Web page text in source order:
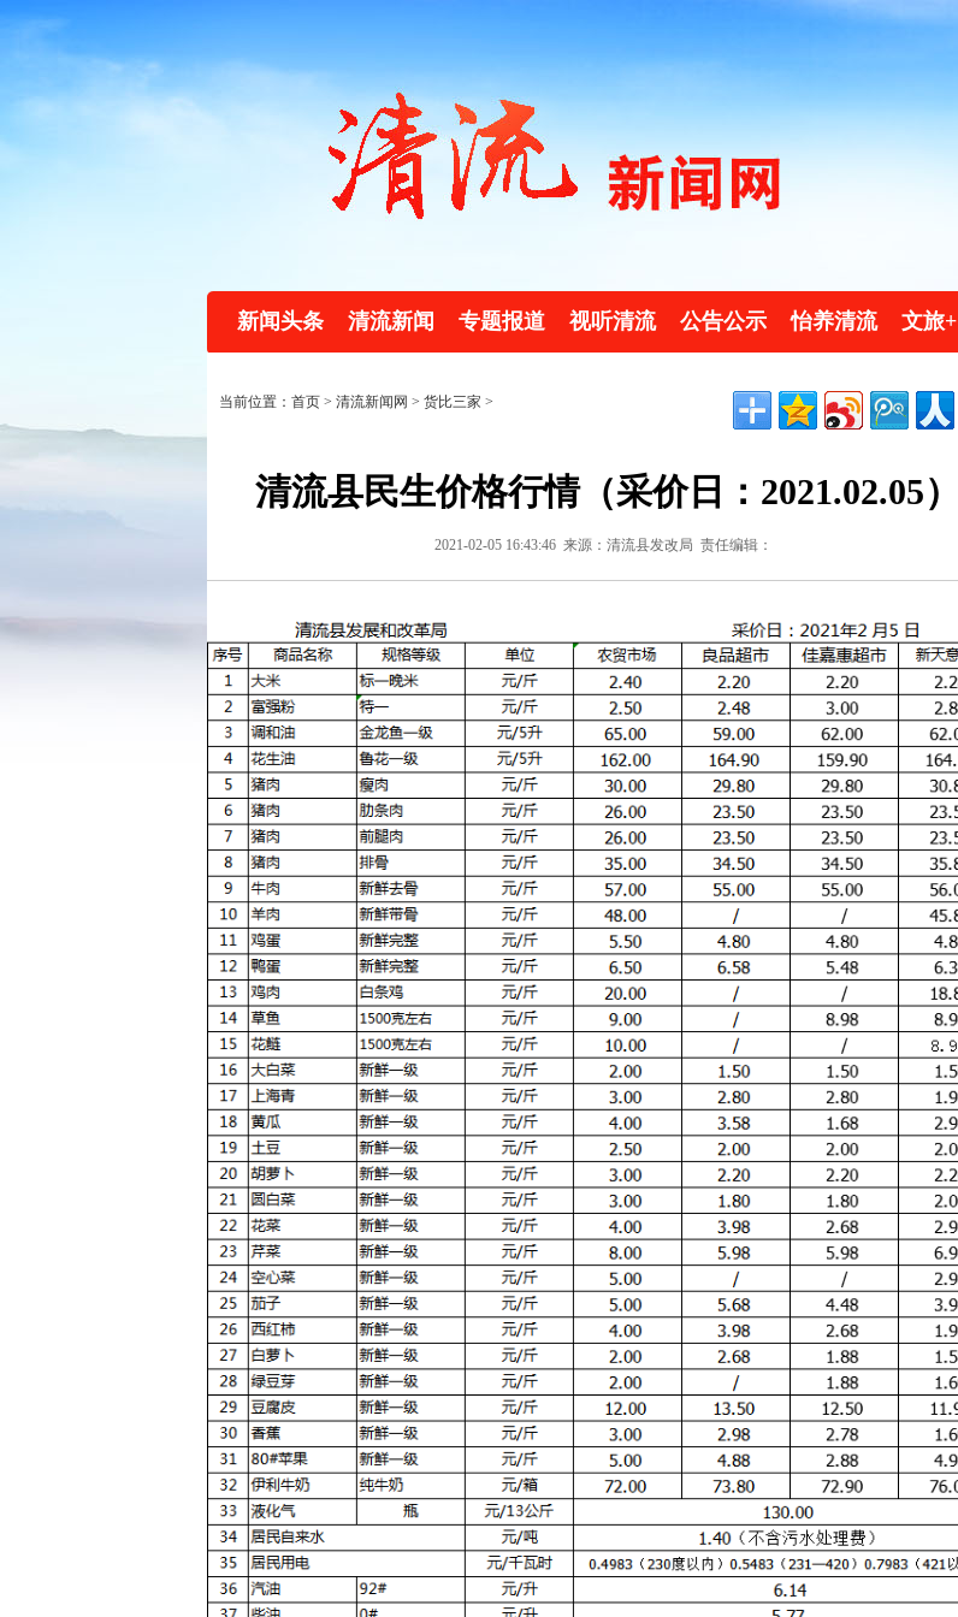
新闻头条 清流新闻 专题报道 视听清流 公告公示 怡养清流 文旅+
当前位置：首页 > 清流新闻网 > 货比三家 >
清流县民生价格行情（采价日：2021.02.05）
2021-02-05 16:43:46 来源：清流县发改局 责任编辑：